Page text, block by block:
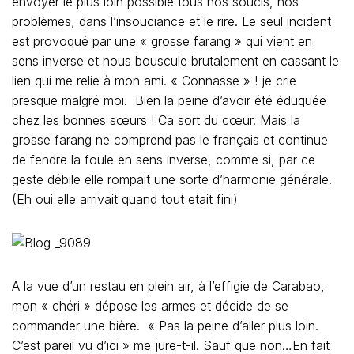
problèmes, dans l’insouciance et le rire. Le seul incident
est provoqué par une « grosse farang » qui vient en
sens inverse et nous bouscule brutalement en cassant le
lien qui me relie à mon ami. « Connasse » ! je crie
presque malgré moi. Bien la peine d’avoir été éduquée
chez les bonnes sœurs ! Ca sort du cœur. Mais la
grosse farang ne comprend pas le français et continue
de fendre la foule en sens inverse, comme si, par ce
geste débile elle rompait une sorte d’harmonie générale.
(Eh oui elle arrivait quand tout etait fini)
A la vue d’un restau en plein air, à l’effigie de Carabao,
mon « chéri » dépose les armes et décide de se
commander une bière. « Pas la peine d’aller plus loin.
C’est pareil vu d’ici » me jure-t-il. Sauf que non…En fait